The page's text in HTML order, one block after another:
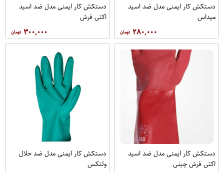
دستکش کار ایمنی مدل ضد اسید
میداس
۲۸۰,۰۰۰
دستکش کار ایمنی مدل ضد اسید
اکتی فرش
۳۰۰,۰۰۰
دستکش کار ایمنی مدل ضد اسید
اکتی فرش چینی
دستکش کار ایمنی مدل ضد حلال
ولتکس